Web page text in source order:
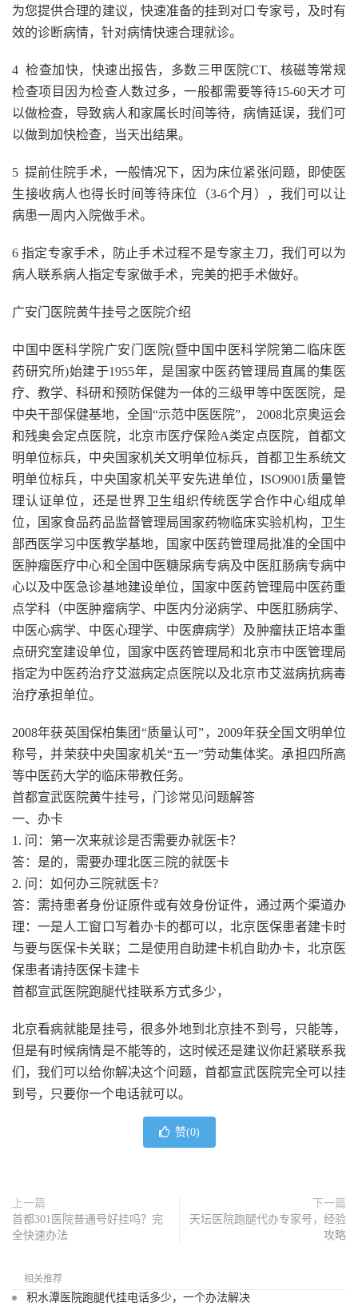
为您提供合理的建议，快速准备的挂到对口专家号，及时有
效的诊断病情，针对病情快速合理就诊。
4 检查加快，快速出报告，多数三甲医院CT、核磁等常规
检查项目因为检查人数过多，一般都需要等待15-60天才可
以做检查，导致病人和家属长时间等待，病情延误，我们可
以做到加快检查，当天出结果。
5 提前住院手术，一般情况下，因为床位紧张问题，即使医
生接收病人也得长时间等待床位（3-6个月），我们可以让
病患一周内入院做手术。
6 指定专家手术，防止手术过程不是专家主刀，我们可以为
病人联系病人指定专家做手术，完美的把手术做好。
广安门医院黄牛挂号之医院介绍
中国中医科学院广安门医院(暨中国中医科学院第二临床医
药研究所)始建于1955年，是国家中医药管理局直属的集医
疗、教学、科研和预防保健为一体的三级甲等中医医院，是
中央干部保健基地，全国“示范中医医院”， 2008北京奥运会
和残奥会定点医院，北京市医疗保险A类定点医院，首都文
明单位标兵，中央国家机关文明单位标兵，首都卫生系统文
明单位标兵，中央国家机关平安先进单位，ISO9001质量管
理认证单位，还是世界卫生组织传统医学合作中心组成单
位，国家食品药品监督管理局国家药物临床实验机构，卫生
部西医学习中医教学基地，国家中医药管理局批准的全国中
医肿瘤医疗中心和全国中医糖尿病专病及中医肛肠病专病中
心以及中医急诊基地建设单位，国家中医药管理局中医药重
点学科（中医肿瘤病学、中医内分泌病学、中医肛肠病学、
中医心病学、中医心理学、中医痹病学）及肿瘤扶正培本重
点研究室建设单位，国家中医药管理局和北京市中医管理局
指定为中医药治疗艾滋病定点医院以及北京市艾滋病抗病毒
治疗承担单位。
2008年获英国保柏集团“质量认可”，2009年获全国文明单位
称号，并荣获中央国家机关“五一”劳动集体奖。承担四所高
等中医药大学的临床带教任务。
首都宣武医院黄牛挂号，门诊常见问题解答
一、办卡
1. 问：第一次来就诊是否需要办就医卡？
答：是的，需要办理北医三院的就医卡
2. 问：如何办三院就医卡?
答：需持患者身份证原件或有效身份证件，通过两个渠道办
理：一是人工窗口写着办卡的都可以，北京医保患者建卡时
与要与医保卡关联；二是使用自助建卡机自助办卡，北京医
保患者请持医保卡建卡
首都宣武医院跑腿代挂联系方式多少，
北京看病就能是挂号，很多外地到北京挂不到号，只能等，
但是有时候病情是不能等的，这时候还是建议你赶紧联系我
们，我们可以给你解决这个问题，首都宣武医院完全可以挂
到号，只要你一个电话就可以。
赞(0)
上一篇
首都301医院普通号好挂吗？完
全快速办法
下一篇
天坛医院跑腿代办专家号，经验
攻略
相关推荐
积水潭医院跑腿代挂电话多少，一个办法解决